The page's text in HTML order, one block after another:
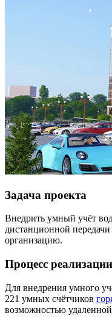
Задача проекта
Внедрить умный учёт
дистанционной
организацию.
Процесс реализации
Для внедрения умного
221 умных счётчиков
возможностью